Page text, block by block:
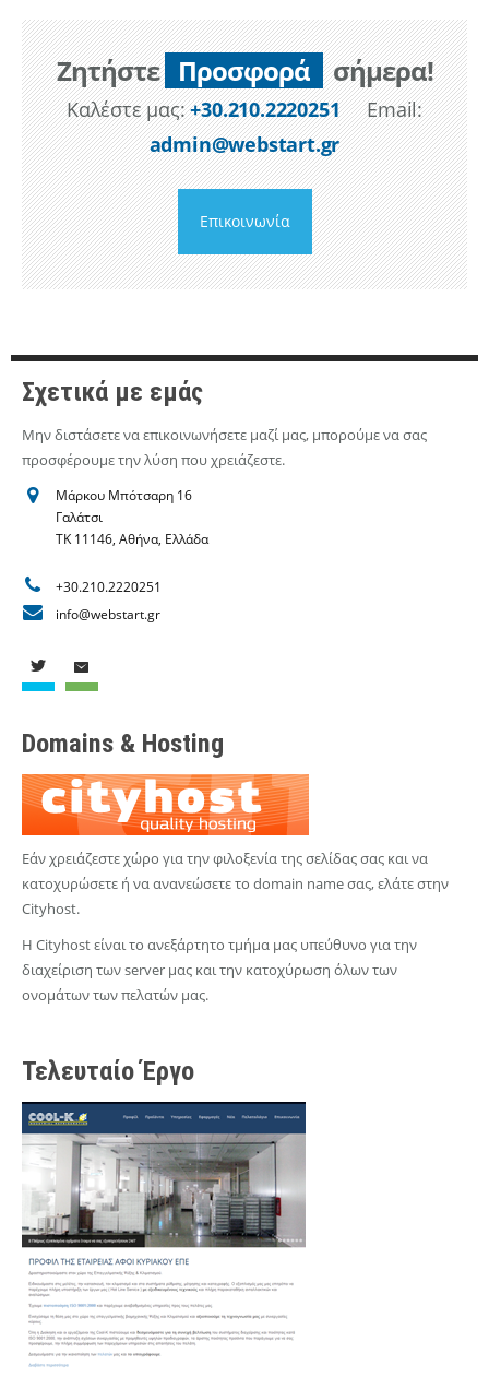
Ζητήστε Προσφορά σήμερα!
Καλέστε μας:+30.210.2220251
Email:
admin@webstart.gr
Επικοινωνία
Σχετικά με εμάς
Μην διστάσετε να επικοινωνήσετε μαζί μας, μπορούμε να σας
προσφέρουμε την λύση που χρειάζεστε.
Μάρκου Μπότσαρη 16
Γαλάτσι
ΤΚ 11146, Αθήνα, Ελλάδα
+30.210.2220251
info@webstart.gr
Domains & Hosting
Εάν χρειάζεστε χώρο για την φιλοξενία της σελίδας σας και να
κατοχυρώσετε ή να ανανεώσετε το domain name σας, ελάτε στην
Cityhost.
Η Cityhost είναι το ανεξάρτητο τμήμα μας υπεύθυνο για την
διαχείριση των server μας και την κατοχύρωση όλων των
ονομάτων των πελατών μας.
Τελευταίο Έργο